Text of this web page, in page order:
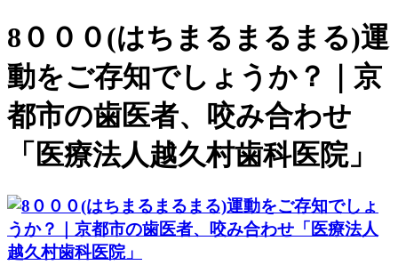
8０００(はちまるまるまる)運
動をご存知でしょうか？｜京
都市の歯医者、咬み合わせ
「医療法人越久村歯科医院」